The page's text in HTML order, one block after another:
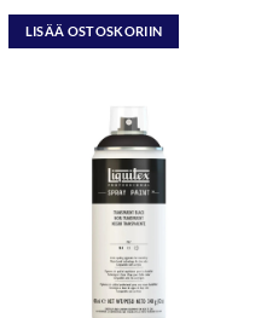
LISÄÄ OSTOSKORIIN